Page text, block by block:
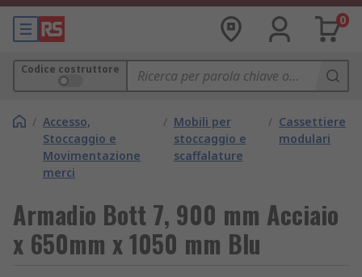
0
Codice costruttore
/ Accesso,
Stoccaggio e
Movimentazione
merci
/ Mobili per
stoccaggio e
scaffalature
/ Cassettiere
modulari
Armadio Bott 7, 900 mm Acciaio
x 650mm x 1050 mm Blu